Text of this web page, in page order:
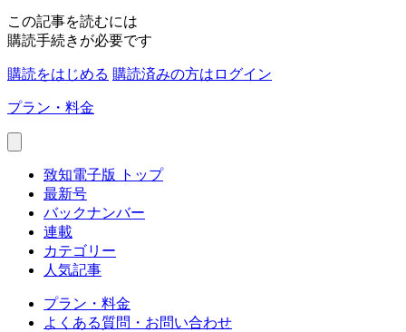
この記事を読むには
購読手続きが必要です
購読をはじめる 購読済みの方はログイン
プラン・料金
致知電子版 トップ
最新号
バックナンバー
連載
カテゴリー
人気記事
プラン・料金
よくある質問・お問い合わせ